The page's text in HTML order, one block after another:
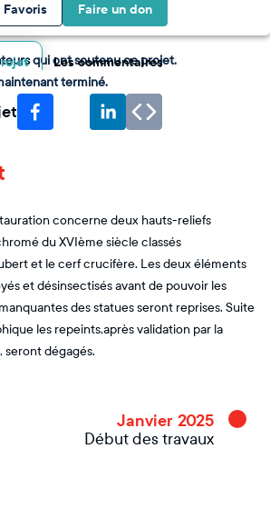
Favoris Faire un don
Les commentaires
qui ont soutenu ce projet.
terminé.
concerne deux hauts-reliefs
du XVIème siècle classés
et le cerf crucifère. Les deux éléments
et désinsectisés avant de pouvoir les
des statues seront reprises. Suite
les repeints,après validation par la
seront dégagés.
Janvier 2025
Début des travaux